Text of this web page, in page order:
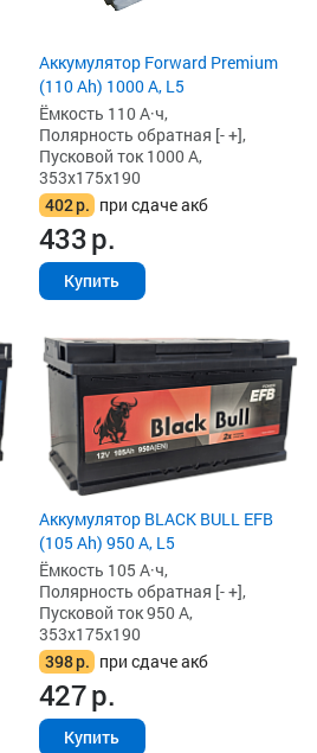
Аккумулятор Forward Premium
(110 Ah) 1000 А, L5
Ёмкость 110 А·ч,
Полярность обратная [- +],
Пусковой ток 1000 А,
353x175x190
402р. при сдаче акб
433р.
Купить
Аккумулятор BLACK BULL EFB
(105 Ah) 950 А, L5
Ёмкость 105 А·ч,
Полярность обратная [- +],
Пусковой ток 950 А,
353x175x190
398р. при сдаче акб
427р.
Купить